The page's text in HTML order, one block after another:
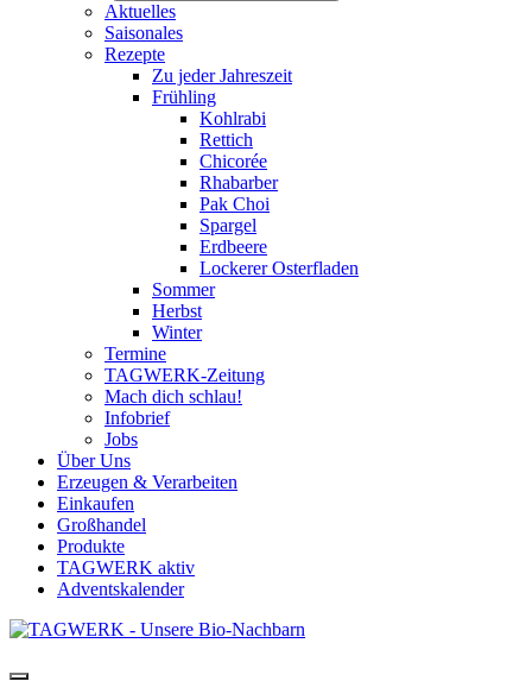
Aktuelles
Saisonales
Rezepte
Zu jeder Jahreszeit
Frühling
Kohlrabi
Rettich
Chicorée
Rhabarber
Pak Choi
Spargel
Erdbeere
Lockerer Osterfladen
Sommer
Herbst
Winter
Termine
TAGWERK-Zeitung
Mach dich schlau!
Infobrief
Jobs
Über Uns
Erzeugen & Verarbeiten
Einkaufen
Großhandel
Produkte
TAGWERK aktiv
Adventskalender